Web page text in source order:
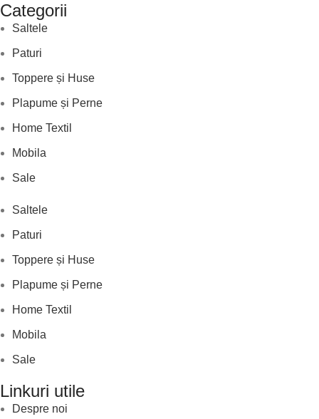
Categorii
Saltele
Paturi
Toppere și Huse
Plapume și Perne
Home Textil
Mobila
Sale
Saltele
Paturi
Toppere și Huse
Plapume și Perne
Home Textil
Mobila
Sale
Linkuri utile
Despre noi